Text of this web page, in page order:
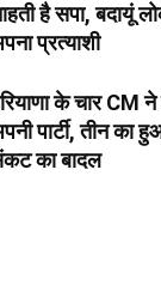
है सपा, बदायूं
प्रत्याशी
के चार CM
पार्टी, तीन का
का बादल